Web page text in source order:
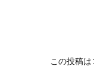
この投稿